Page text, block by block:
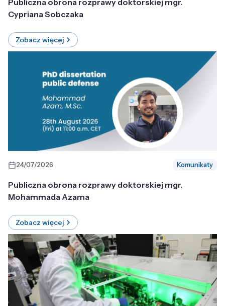
Publiczna obrona rozprawy doktorskiej mgr.
Cypriana Sobczaka
Zobacz więcej
24/07/2026 Komunikaty
Publiczna obrona rozprawy doktorskiej mgr.
Mohammada Azama
Zobacz więcej